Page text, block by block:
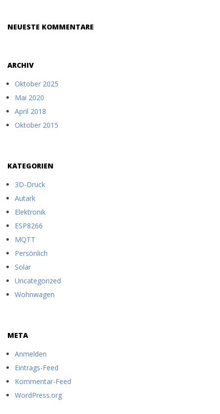
NEUESTE KOMMENTARE
ARCHIV
Oktober 2025
Mai 2020
April 2018
Oktober 2015
KATEGORIEN
3D-Druck
Autark
Elektronik
ESP8266
MQTT
Persönlich
Solar
Uncategorized
Wohnwagen
META
Anmelden
Eintrags-Feed
Kommentar-Feed
WordPress.org